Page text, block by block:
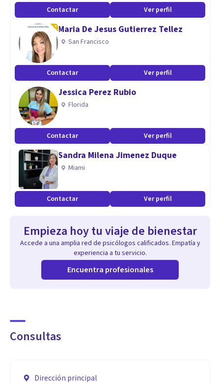
Contactar Ver perfil
Maria De Jesus Gutierrez Tellez
San Francisco
Contactar Ver perfil
Jessica Perez Rubio
Florida
Contactar Ver perfil
Sandra Milena Jimenez Duque
Miami
Contactar Ver perfil
Empieza hoy tu viaje de bienestar
Accede a una amplia red de psicólogos calificados. Empatía y
experiencia a tu servicio.
Encuentra profesionales
Consultas
Dirección principal